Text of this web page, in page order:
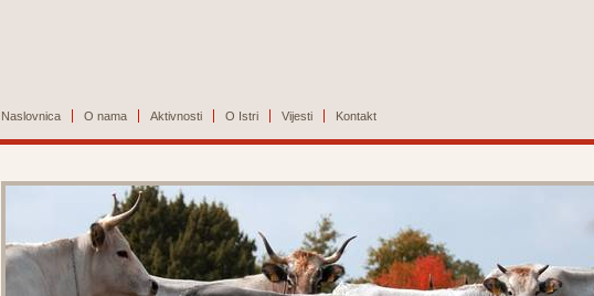
Naslovnica O nama Aktivnosti O Istri Vijesti Kontakt